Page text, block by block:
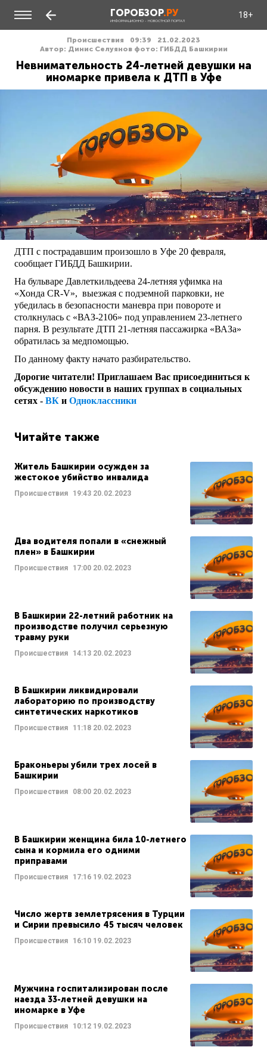
ГОРОБЗОР.РУ
ИНФОРМАЦИОННО - НОВОСТНОЙ ПОРТАЛ
18+
Происшествия 09:39
21.02.2023
Автор: Динис Селуянов фото: ГИБДД Башкирии
Невнимательность 24-летней девушки на
иномарке привела к ДТП в Уфе
ДТП с пострадавшим произошло в Уфе 20 февраля,
сообщает ГИБДД Башкирии.
На бульваре Давлеткильдеева 24-летняя уфимка на
«Хонда CR-V», выезжая с подземной парковки, не
убедилась в безопасности маневра при повороте и
столкнулась с «ВАЗ-2106» под управлением 23-летнего
парня. В результате ДТП 21-летняя пассажирка «ВАЗа»
обратилась за медпомощью.
По данному факту начато разбирательство.
Дорогие читатели! Приглашаем Вас присоединиться к
обсуждению новости в наших группах в социальных
сетях - ВК и Одноклассники
Читайте также
Житель Башкирии осужден за
жестокое убийство инвалида
Происшествия 19:43 20.02.2023
Два водителя попали в «снежный
плен» в Башкирии
Происшествия 17:00 20.02.2023
В Башкирии 22-летний работник на
производстве получил серьезную
травму руки
Происшествия 14:13 20.02.2023
В Башкирии ликвидировали
лабораторию по производству
синтетических наркотиков
Происшествия 11:18 20.02.2023
Браконьеры убили трех лосей в
Башкирии
Происшествия 08:00 20.02.2023
В Башкирии женщина била 10-летнего
сына и кормила его одними
приправами
Происшествия 17:16 19.02.2023
Число жертв землетрясения в Турции
и Сирии превысило 45 тысяч человек
Происшествия 16:10 19.02.2023
Мужчина госпитализирован после
наезда 33-летней девушки на
иномарке в Уфе
Происшествия 10:12 19.02.2023